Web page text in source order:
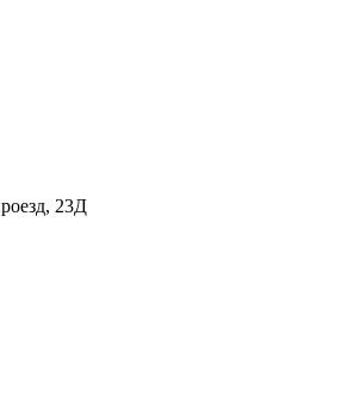
23Д